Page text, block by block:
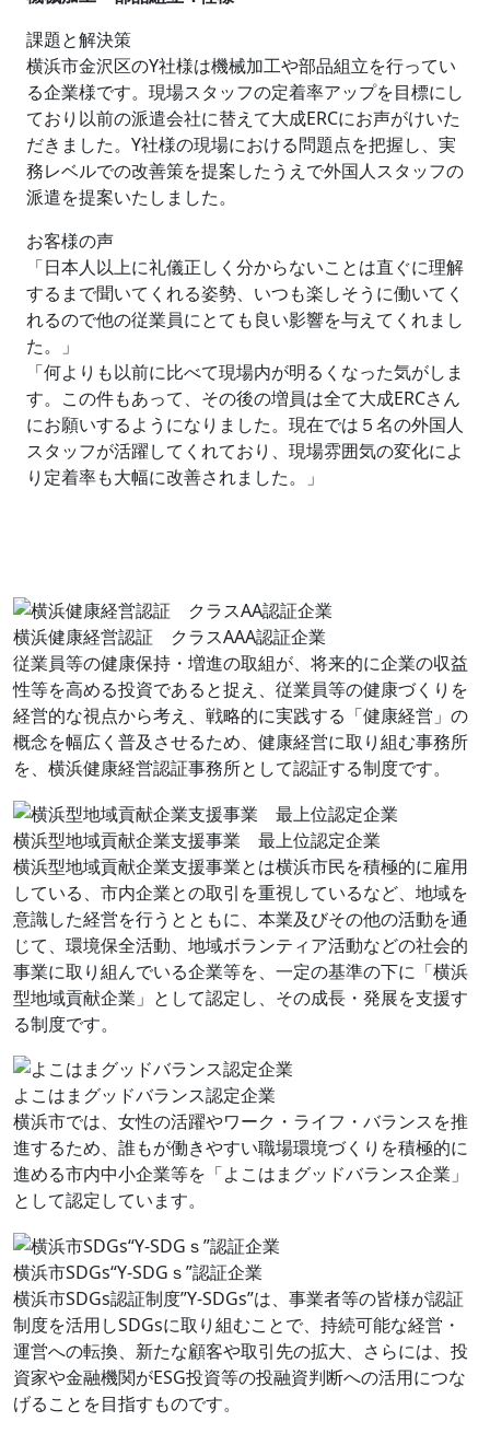
課題と解決策
横浜市金沢区のY社様は機械加工や部品組立を行ってい
る企業様です。現場スタッフの定着率アップを目標にし
ており以前の派遣会社に替えて大成ERCにお声がけいた
だきました。Y社様の現場における問題点を把握し、実
務レベルでの改善策を提案したうえで外国人スタッフの
派遣を提案いたしました。
お客様の声
「日本人以上に礼儀正しく分からないことは直ぐに理解
するまで聞いてくれる姿勢、いつも楽しそうに働いてく
れるので他の従業員にとても良い影響を与えてくれまし
た。」
「何よりも以前に比べて現場内が明るくなった気がしま
す。この件もあって、その後の増員は全て大成ERCさん
にお願いするようになりました。現在では５名の外国人
スタッフが活躍してくれており、現場雰囲気の変化によ
り定着率も大幅に改善されました。」
横浜健康経営認証 クラスAAA認証企業
従業員等の健康保持・増進の取組が、将来的に企業の収益
性等を高める投資であると捉え、従業員等の健康づくりを
経営的な視点から考え、戦略的に実践する「健康経営」の
概念を幅広く普及させるため、健康経営に取り組む事務所
を、横浜健康経営認証事務所として認証する制度です。
横浜型地域貢献企業支援事業 最上位認定企業
横浜型地域貢献企業支援事業とは横浜市民を積極的に雇用
している、市内企業との取引を重視しているなど、地域を
意識した経営を行うとともに、本業及びその他の活動を通
じて、環境保全活動、地域ボランティア活動などの社会的
事業に取り組んでいる企業等を、一定の基準の下に「横浜
型地域貢献企業」として認定し、その成長・発展を支援す
る制度です。
よこはまグッドバランス認定企業
横浜市では、女性の活躍やワーク・ライフ・バランスを推
進するため、誰もが働きやすい職場環境づくりを積極的に
進める市内中小企業等を「よこはまグッドバランス企業」
として認定しています。
横浜市SDGs“Y-SDGｓ”認証企業
横浜市SDGs認証制度”Y-SDGs”は、事業者等の皆様が認証
制度を活用しSDGsに取り組むことで、持続可能な経営・
運営への転換、新たな顧客や取引先の拡大、さらには、投
資家や金融機関がESG投資等の投融資判断への活用につな
げることを目指すものです。